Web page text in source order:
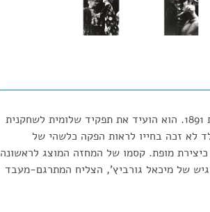
"את 'שלומית', טרגדיה במערכה אחת כתב (בצרפתית) אוסקר ויילד בשנת 1891. הוא הועיד את תפקיד שלומית לשחקנית
לא זכה בחייו לראות הפקה כלשהי של
ובעולם כולו כיצירת מופת. קסמו של המחזה המוצג לראשונה
של מיכאל גורביץ', הצליח המתרגם-מעבד